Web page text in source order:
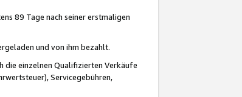
89 Tage nach seiner erstmaligen
und von ihm bezahlt.
die einzelnen Qualifizierten Verkäufe
Servicegebühren,